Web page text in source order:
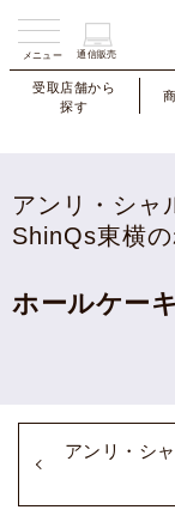
メニュー 通信販売
受取店舗から
探す
アンリ・シャ
ShinQs東横
ホールケー
アンリ・シ